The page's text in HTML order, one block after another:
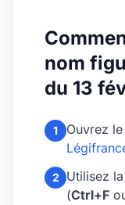
nom
du 13
1
Ouvrez
2
Utilisez
(Ctrl+F